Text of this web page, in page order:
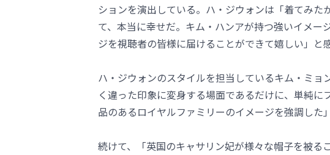
ションを演出している。ハ・ジウォンは「着てみ
て、本当に幸せだ。キム・ハンアが持つ強いイメ
ジを視聴者の皆様に届けることができて嬉しい」と
ハ・ジウォンのスタイルを担当しているキム・ミ
く違った印象に変身する場面であるだけに、単純
品のあるロイヤルファミリーのイメージを強調した
続けて、「英国のキャサリン妃が様々な帽子を被る